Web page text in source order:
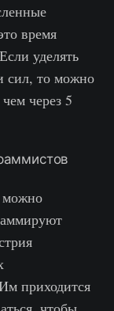
время
уделять
сил, то можно
через 5
можно
приходится